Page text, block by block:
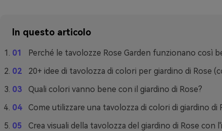
In questo articolo
Perché le tavolozze Rose Garden funzionano così
20+ idee di tavolozza di colori per giardino di Rose
Quali colori vanno bene con il giardino di Rose?
Come utilizzare una tavolozza di colori di giardino di
Crea visuali della tavolozza del giardino di Rose con